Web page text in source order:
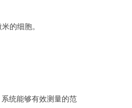
的细胞。
统能够有效测量的范